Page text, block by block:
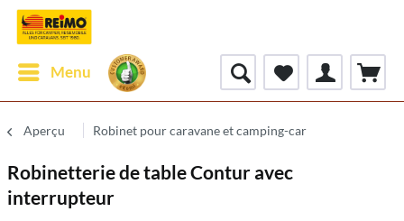
Menu
Aperçu Robinet pour caravane et camping-car
Robinetterie de table Contur avec
interrupteur